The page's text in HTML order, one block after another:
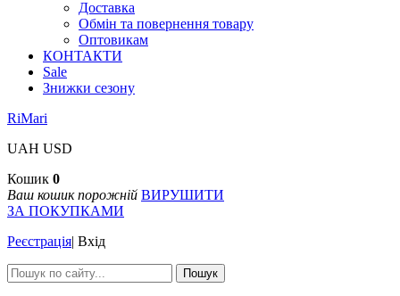
Доставка
Обмін та повернення товару
Оптовикам
КОНТАКТИ
Sale
Знижки сезону
RiMari
UAH USD
Кошик 0
Ваш кошик порожній ВИРУШИТИ
ЗА ПОКУПКАМИ
Реєстрація| Вхід
Пошук